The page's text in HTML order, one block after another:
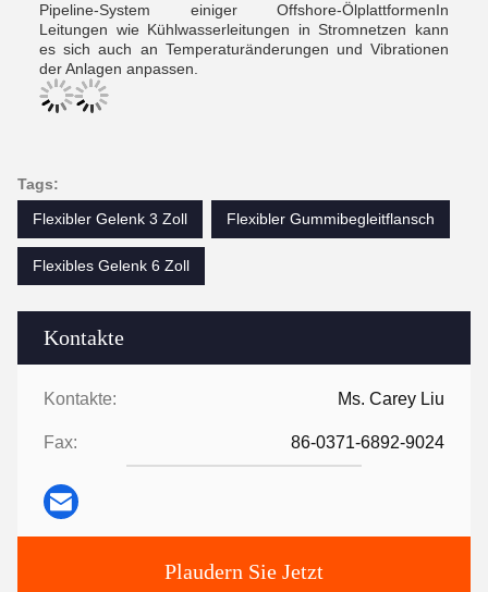
Kontakte
Kontakte: Ms. Carey Liu
Fax: 86-0371-6892-9024
Plaudern Sie Jetzt
Pipeline-System einiger Offshore-ÖlplattformenIn
Leitungen wie Kühlwasserleitungen in Stromnetzen kann
es sich auch an Temperaturänderungen und Vibrationen
der Anlagen anpassen.
Tags:
Flexibler Gelenk 3 Zoll
Flexibler Gummibegleitflansch
Flexibles Gelenk 6 Zoll